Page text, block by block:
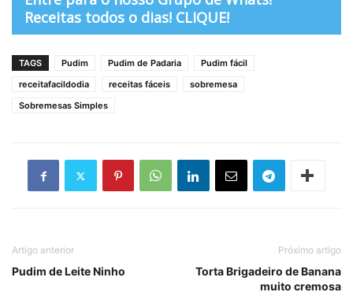
Receitas todos o dias! CLIQUE!
TAGS Pudim Pudim de Padaria
Pudim fácil
receitafacildodia
receitas fáceis
sobremesa
Sobremesas Simples
Artigo anterior
Pudim de Leite Ninho
Próximo artigo
Torta Brigadeiro de Banana
muito cremosa